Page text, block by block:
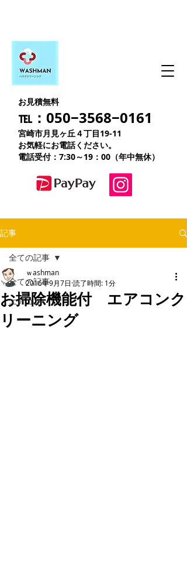
お見積無料
℡：050−3568−0161
宮崎市月見ヶ丘４丁目19-11
お気軽にお電話ください。
電話受付：7:30～19：00（年中無休）
記事
全ての記事
エアコン
全ての記事
お掃除機能付 エアコンク
リーニング
ｗashman
2016年9月7日 読了時間: 1分